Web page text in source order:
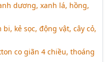
dương, xanh lá, hồng,
kẻ sọc, động vật, cây cỏ,
co giãn 4 chiều, thoáng